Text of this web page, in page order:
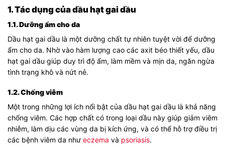
1. Tác dụng của dầu hạt gai dầu
1.1. Dưỡng ẩm cho da
Dầu hạt gai dầu là một dưỡng chất tự nhiên tuyệt vời để dưỡng
ẩm cho da. Nhờ vào hàm lượng cao các axit béo thiết yếu, dầu
hạt gai dầu giúp duy trì độ ẩm, làm mềm và mịn da, ngăn ngừa
tình trạng khô và nứt nẻ.
1.2. Chống viêm
Một trong những lợi ích nổi bật của dầu hạt gai dầu là khả năng
chống viêm. Các hợp chất có trong loại dầu này giúp giảm viêm
nhiễm, làm dịu các vùng da bị kích ứng, và có thể hỗ trợ điều trị
các bệnh viêm da như eczema và psoriasis.